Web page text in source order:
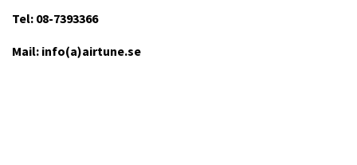
Tel: 08-7393366
Mail: info(a)airtune.se